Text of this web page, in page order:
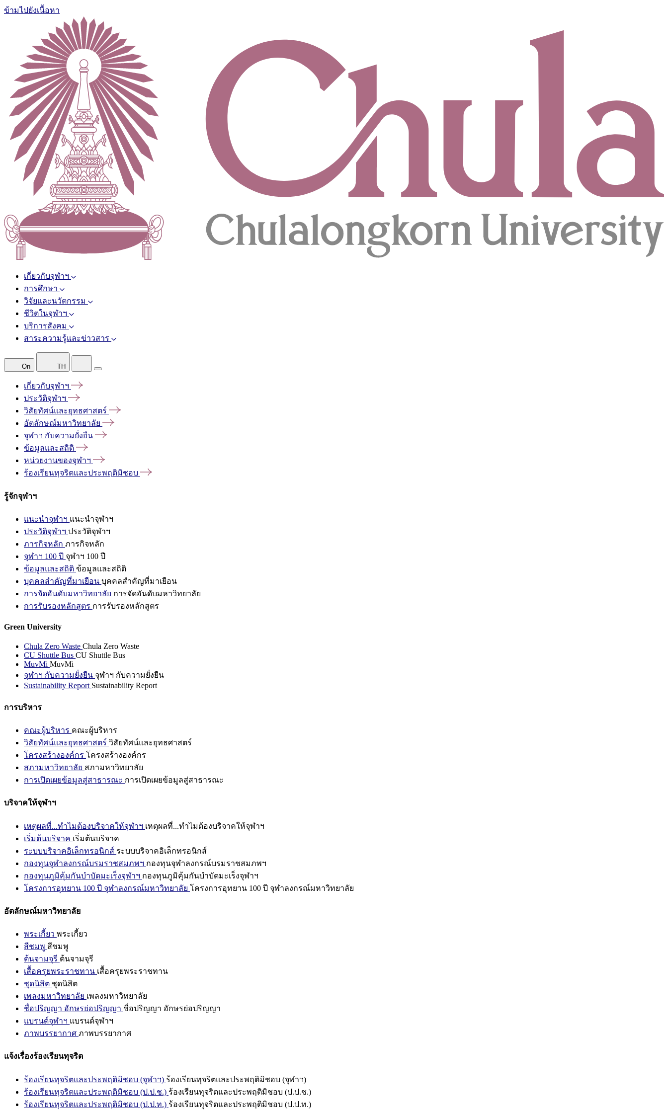
ข้ามไปยังเนื้อหา
เกี่ยวกับจุฬาฯ
การศึกษา
วิจัยและนวัตกรรม
ชีวิตในจุฬาฯ
บริการสังคม
สาระความรู้และข่าวสาร
On TH
เกี่ยวกับจุฬาฯ
ประวัติจุฬาฯ
วิสัยทัศน์และยุทธศาสตร์
อัตลักษณ์มหาวิทยาลัย
จุฬาฯ กับความยั่งยืน
ข้อมูลและสถิติ
หน่วยงานของจุฬาฯ
ร้องเรียนทุจริตและประพฤติมิชอบ
รู้จักจุฬาฯ
แนะนำจุฬาฯ แนะนำจุฬาฯ
ประวัติจุฬาฯ ประวัติจุฬาฯ
ภารกิจหลัก ภารกิจหลัก
จุฬาฯ 100 ปี จุฬาฯ 100 ปี
ข้อมูลและสถิติ ข้อมูลและสถิติ
บุคคลสำคัญที่มาเยือน บุคคลสำคัญที่มาเยือน
การจัดอันดับมหาวิทยาลัย การจัดอันดับมหาวิทยาลัย
การรับรองหลักสูตร การรับรองหลักสูตร
Green University
Chula Zero Waste Chula Zero Waste
CU Shuttle Bus CU Shuttle Bus
MuvMi MuvMi
จุฬาฯ กับความยั่งยืน จุฬาฯ กับความยั่งยืน
Sustainability Report Sustainability Report
การบริหาร
คณะผู้บริหาร คณะผู้บริหาร
วิสัยทัศน์และยุทธศาสตร์ วิสัยทัศน์และยุทธศาสตร์
โครงสร้างองค์กร โครงสร้างองค์กร
สภามหาวิทยาลัย สภามหาวิทยาลัย
การเปิดเผยข้อมูลสู่สาธารณะ การเปิดเผยข้อมูลสู่สาธารณะ
บริจาคให้จุฬาฯ
เหตุผลที่...ทำไมต้องบริจาคให้จุฬาฯ เหตุผลที่...ทำไมต้องบริจาคให้จุฬาฯ
เริ่มต้นบริจาค เริ่มต้นบริจาค
ระบบบริจาคอิเล็กทรอนิกส์ ระบบบริจาคอิเล็กทรอนิกส์
กองทุนจุฬาลงกรณ์บรมราชสมภพฯ กองทุนจุฬาลงกรณ์บรมราชสมภพฯ
กองทุนภูมิคุ้มกันบำบัดมะเร็งจุฬาฯ กองทุนภูมิคุ้มกันบำบัดมะเร็งจุฬาฯ
โครงการอุทยาน 100 ปี จุฬาลงกรณ์มหาวิทยาลัย โครงการอุทยาน 100 ปี จุฬาลงกรณ์มหาวิทยาลัย
อัตลักษณ์มหาวิทยาลัย
พระเกี้ยว พระเกี้ยว
สีชมพู สีชมพู
ต้นจามจุรี ต้นจามจุรี
เสื้อครุยพระราชทาน เสื้อครุยพระราชทาน
ชุดนิสิต ชุดนิสิต
เพลงมหาวิทยาลัย เพลงมหาวิทยาลัย
ชื่อปริญญา อักษรย่อปริญญา ชื่อปริญญา อักษรย่อปริญญา
แบรนด์จุฬาฯ แบรนด์จุฬาฯ
ภาพบรรยากาศ ภาพบรรยากาศ
แจ้งเรื่องร้องเรียนทุจริต
ร้องเรียนทุจริตและประพฤติมิชอบ (จุฬาฯ) ร้องเรียนทุจริตและประพฤติมิชอบ (จุฬาฯ)
ร้องเรียนทุจริตและประพฤติมิชอบ (ป.ป.ช.) ร้องเรียนทุจริตและประพฤติมิชอบ (ป.ป.ช.)
ร้องเรียนทุจริตและประพฤติมิชอบ (ป.ป.ท.) ร้องเรียนทุจริตและประพฤติมิชอบ (ป.ป.ท.)